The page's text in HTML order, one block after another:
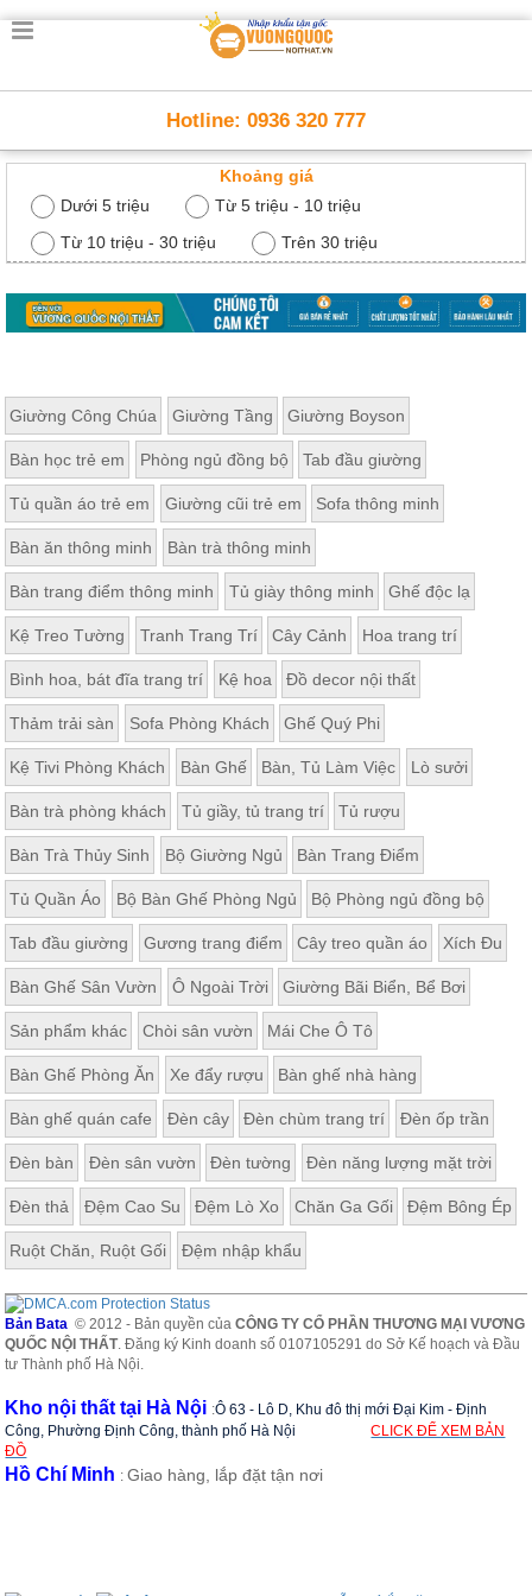
Trang
Thông
thông
Nội
Thất
tầng,
bàn
học, tủ
sách
Nội
Thất
Phòng
Khách
Sofa,
tủ
rượu,
Bàn
Nội
Thất
Phòng
Ngủ
Giường
ngủ, tủ
áo, bàn
trang
Nội
Thất
Phòng
Ăn
Bàn
ăn,
ghế
ăn,
bếp
Nội
Thất
Ban
Công,
Vườn
Bàn
ghế
ban
đu,
ghế...
Phụ
Hotline: 0936 320 777
Khoảng giá
Dưới 5 triệu
Từ 5 triệu - 10 triệu
Từ 10 triệu - 30 triệu
Trên 30 triệu
Giường Công Chúa Giường Tầng Giường Boyson
Bàn học trẻ em Phòng ngủ đồng bộ Tab đầu giường
Tủ quần áo trẻ em Giường cũi trẻ em Sofa thông minh
Bàn ăn thông minh Bàn trà thông minh
Bàn trang điểm thông minh Tủ giày thông minh Ghế độc lạ
Kệ Treo Tường Tranh Trang Trí Cây Cảnh Hoa trang trí
Bình hoa, bát đĩa trang trí Kệ hoa Đồ decor nội thất
Thảm trải sàn Sofa Phòng Khách Ghế Quý Phi
Kệ Tivi Phòng Khách Bàn Ghế Bàn, Tủ Làm Việc Lò sưởi
Bàn trà phòng khách Tủ giầy, tủ trang trí Tủ rượu
Bàn Trà Thủy Sinh Bộ Giường Ngủ Bàn Trang Điểm
Tủ Quần Áo Bộ Bàn Ghế Phòng Ngủ Bộ Phòng ngủ đồng bộ
Tab đầu giường Gương trang điểm Cây treo quần áo Xích Đu
Bàn Ghế Sân Vườn Ô Ngoài Trời Giường Bãi Biển, Bể Bơi
Sản phẩm khác Chòi sân vườn Mái Che Ô Tô
Bàn Ghế Phòng Ăn Xe đẩy rượu Bàn ghế nhà hàng
Bàn ghế quán cafe Đèn cây Đèn chùm trang trí Đèn ốp trần
Đèn bàn Đèn sân vườn Đèn tường Đèn năng lượng mặt trời
Đèn thả Đệm Cao Su Đệm Lò Xo Chăn Ga Gối Đệm Bông Ép
Ruột Chăn, Ruột Gối Đệm nhập khẩu
Bản Bata © 2012 - Bản quyền củaCÔNG TY CỔ PHẦN THƯƠNG MẠI VƯƠNG
QUỐC NỘI THẤT. Đăng ký Kinh doanh số 0107105291 do Sở Kế hoạch và Đầu
tư Thành phố Hà Nội.
Kho nội thất tại Hà Nội :Ô 63 - Lô D, Khu đô thị mới Đại Kim - Định
Công, Phường Định Công, thành phố Hà Nội
CLICK ĐỂ XEM BẢN
ĐỒ
Hồ Chí Minh :Giao hàng, lắp đặt tận nơi